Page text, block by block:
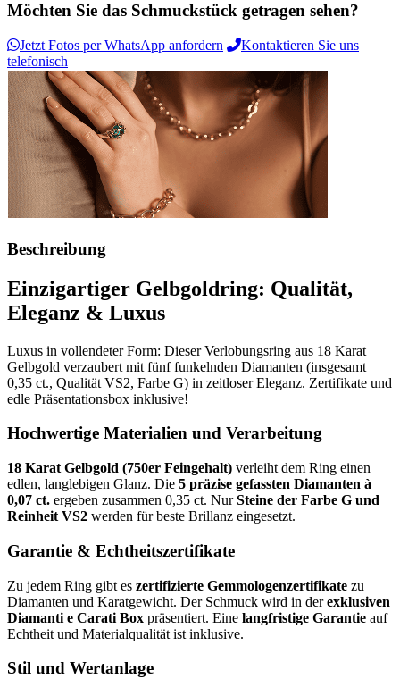
Möchten Sie das Schmuckstück getragen sehen?
Jetzt Fotos per WhatsApp anfordern
Kontaktieren Sie uns
telefonisch
Beschreibung
Einzigartiger Gelbgoldring: Qualität,
Eleganz & Luxus
Luxus in vollendeter Form: Dieser Verlobungsring aus 18 Karat
Gelbgold verzaubert mit fünf funkelnden Diamanten (insgesamt
0,35 ct., Qualität VS2, Farbe G) in zeitloser Eleganz. Zertifikate und
edle Präsentationsbox inklusive!
Hochwertige Materialien und Verarbeitung
18 Karat Gelbgold (750er Feingehalt) verleiht dem Ring einen
edlen, langlebigen Glanz. Die 5 präzise gefassten Diamanten à
0,07 ct. ergeben zusammen 0,35 ct. NurSteine der Farbe G und
Reinheit VS2 werden für beste Brillanz eingesetzt.
Garantie & Echtheitszertifikate
Zu jedem Ring gibt es zertifizierte Gemmologenzertifikate zu
Diamanten und Karatgewicht. Der Schmuck wird in derexklusiven
Diamanti e Carati Box präsentiert. Eine langfristige Garantie auf
Echtheit und Materialqualität ist inklusive.
Stil und Wertanlage